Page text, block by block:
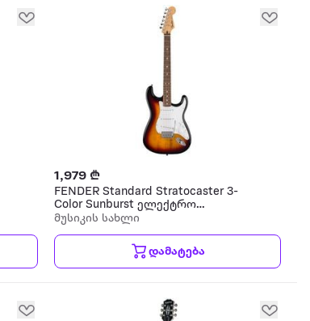
1,979 ₾
FENDER Standard Stratocaster 3-
Color Sunburst ელექტრო
გიტარა
მუსიკის სახლი
დამატება